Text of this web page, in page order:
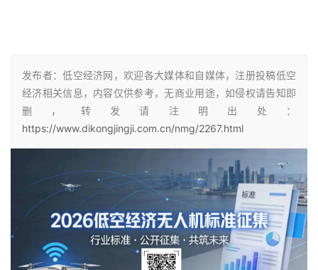
发布者：低空经济网，欢迎各大媒体和自媒体，注册投稿低空
经济相关信息，内容仅供参考，无商业用途，如侵权请告知即
删，转发请注明出处：
https://www.dikongjingji.com.cn/nmg/2267.html